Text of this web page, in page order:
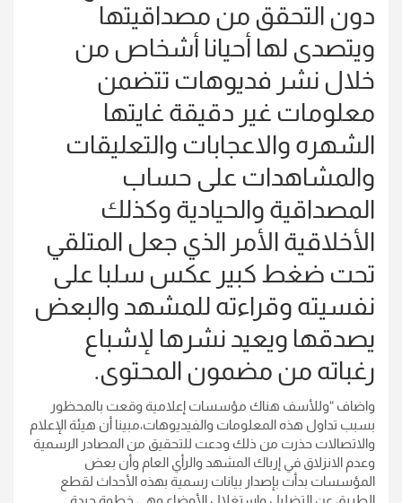
دون التحقق من مصداقيتها
ويتصدى لها أحيانا أشخاص من
خلال نشر فديوهات تتضمن
معلومات غير دقيقة غايتها
الشهره والاعجابات والتعليقات
والمشاهدات على حساب
المصداقية والحيادية وكذلك
الأخلاقية الأمر الذي جعل المتلقي
تحت ضغط كبير عكس سلبا على
نفسيته وقراءته للمشهد والبعض
يصدقها ويعيد نشرها لإشباع
رغباته من مضمون المحتوى.
واضاف “وللأسف هناك مؤسسات إعلامية وقعت بالمحظور
بسبب تداول هذه المعلومات والفيديوهات،مبينا أن هيئة الإعلام
والاتصالات حذرت من ذلك ودعت للتحقيق من المصادر الرسمية
وعدم الانزلاق في إرباك المشهد والرأي العام وأن بعض
المؤسسات بدأت بإصدار بيانات رسمية بهذه الأحداث لقطع
الطريق عن التضليل واستغلال الأوضاع وهي خطوة جيدة.